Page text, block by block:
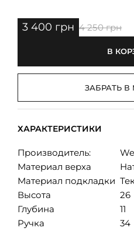
3 400 грн 4 250 грн
В
ЗАБРАТЬ В
ХАРАКТЕРИСТИКИ
Производитель:
Материал верха
Материал подкладки
Высота
26
Глубина
11
Ручка
34